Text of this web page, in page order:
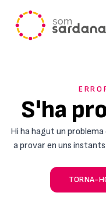
S'ha
Hi ha hagut un
a provar en uns
TORNA-